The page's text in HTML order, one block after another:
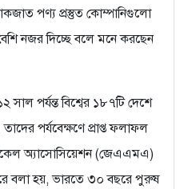
পণ্য প্রস্তুত কোম্পানিগুলো
নজর দিচ্ছে বলে মনে করছেন
পর্যন্ত বিশ্বের ১৮৭টি দেশে
পর্যবেক্ষণে প্রাপ্ত ফলাফল
অ্যাসোসিয়েশন (জেএএমএ)
বলা হয়, ভারতে ৩০ বছরে পুরুষ